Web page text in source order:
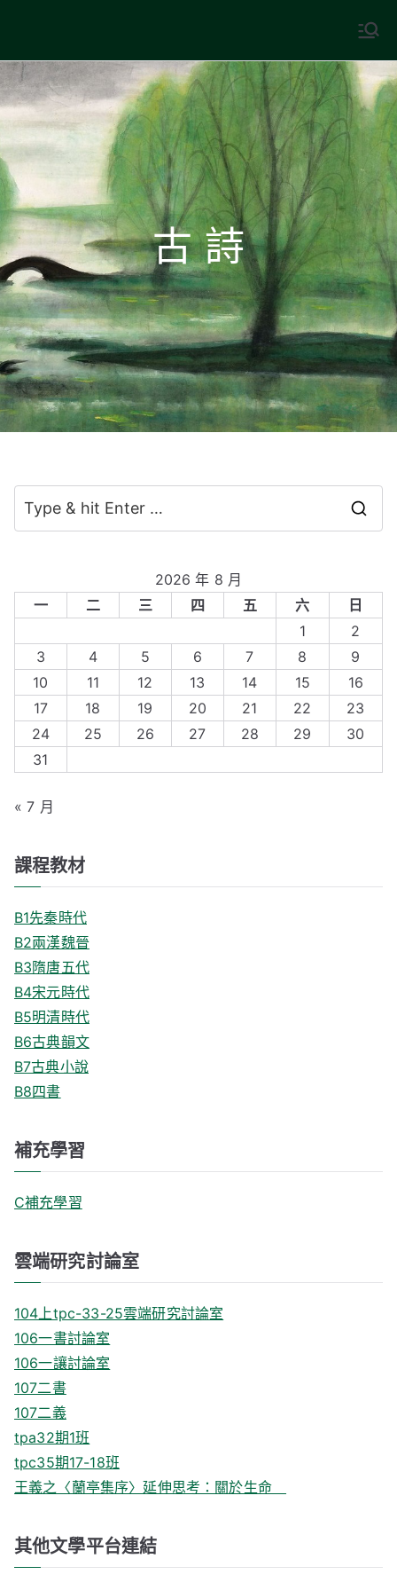
content
中國古典文學
古 詩
r
c
h
f
o
r
:
2026 年 8 月
一
二 三 四 五 六
日
1
2
3
4 5 6 7 8
9
10
11 12 13 14 15
16
17
18 19 20 21 22
23
24
25 26 27 28 29
30
31
« 7 月
課程教材
B1先秦時代
B2兩漢魏晉
B3隋唐五代
B4宋元時代
B5明清時代
B6古典韻文
B7古典小說
B8四書
補充學習
C補充學習
雲端研究討論室
104上tpc-33-25雲端研究討論室
106一書討論室
106一讓討論室
107二書
107二義
tpa32期1班
tpc35期17-18班
王義之〈蘭亭集序〉延伸思考：關於生命
其他文學平台連結